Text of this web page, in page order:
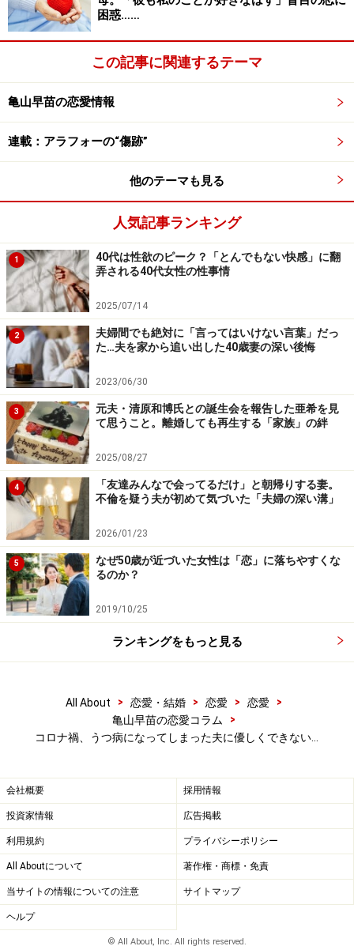
正直言うと、ふさぎ込む夫にイラッとしていたと彼女は
「しっかりして」と言いたいけれど
てもリビングに出てこない。寝室を覗くとベッドにぼう
っと座っていることもあった。
「近くに心療内科のクリニックがあるので、あわてて連
れていきました。夫が薬に頼りたくないというので、今
は睡眠導入剤だけもらって週に2度ほど先生に話を聞い
てもらっているようです。特に病名がついたわけでもあ
りませんが、状態としてはうつ状態だと医師から言われ
ています」
昼間は一応、仕事をしているが、5月に入ってからは規
定の日に出社できずにいる。マサエさんが上司に正直に
うつ状態であることを報告したほうがいいと言ったが、
夫は何も言っていないようだ。
「ちょっと体調が悪いとかなんとか言っているんだと思
います。夫の会社は6月になってから在宅ワークを見直
すということになっているので、この先、出社日は増え
ていくと思うんですよね」
マサエさんがイライラするのは、夫自身が今の状態をど
う思っているのかがわからないこと。ひとりで寝室にこ
もる時間が増えると、どんどん声もかけにくくなってい
「娘たちもおとうさん、どうしたんだろうねと言うし。
からないし。医師からは少し様子を見ながら、ごく普通
に接してほしいと言われていますが、なかなかそうもい
かない。ついに、夜中に『うつならうつでいいよ。病気
なんだから治せばいい。それよりあなたがどうしたいの
か、私にはまったくわからない。何かできることがある
なら言って』と言ってみたんです。すると夫は『ごめ
ん』と」
困惑……
この記事に関連するテーマ
亀山早苗の恋愛情報
連載：アラフォーの“傷跡”
他のテーマも見る
人気記事ランキング
1
40代は性欲のピーク？「とんでもない快感」に翻
弄される40代女性の性事情
2025/07/14
2
夫婦間でも絶対に「言ってはいけない言葉」だっ
た…夫を家から追い出した40歳妻の深い後悔
2023/06/30
3
元夫・清原和博氏との誕生会を報告した亜希を見
て思うこと。離婚しても再生する「家族」の絆
2025/08/27
4
「友達みんなで会ってるだけ」と朝帰りする妻。
不倫を疑う夫が初めて気づいた「夫婦の深い溝」
2026/01/23
5
なぜ50歳が近づいた女性は「恋」に落ちやすくな
るのか？
2019/10/25
ランキングをもっと見る
All About > 恋愛・結婚 > 恋愛 > 恋愛
>
亀山早苗の恋愛コラム
>
コロナ禍、うつ病になってしまった夫に優しくできない…
会社概要 採用情報
投資家情報 広告掲載
利用規約 プライバシーポリシー
All Aboutについて 著作権・商標・免責
当サイトの情報についての注意 サイトマップ
ヘルプ
© All About, Inc. All rights reserved.